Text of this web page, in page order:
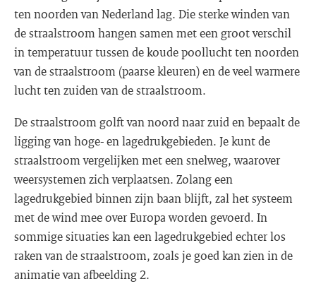
ten noorden van Nederland lag. Die sterke winden van
de straalstroom hangen samen met een groot verschil
in temperatuur tussen de koude poollucht ten noorden
van de straalstroom (paarse kleuren) en de veel warmere
lucht ten zuiden van de straalstroom.
De straalstroom golft van noord naar zuid en bepaalt de
ligging van hoge- en lagedrukgebieden. Je kunt de
straalstroom vergelijken met een snelweg, waarover
weersystemen zich verplaatsen. Zolang een
lagedrukgebied binnen zijn baan blijft, zal het systeem
met de wind mee over Europa worden gevoerd. In
sommige situaties kan een lagedrukgebied echter los
raken van de straalstroom, zoals je goed kan zien in de
animatie van afbeelding 2.